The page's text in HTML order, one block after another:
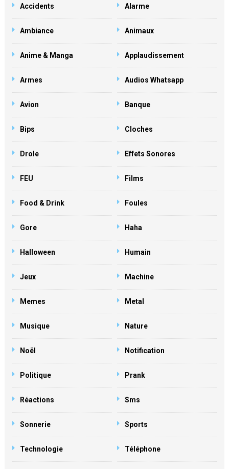
Accidents Alarme
Ambiance Animaux
Anime & Manga Applaudissement
Armes Audios Whatsapp
Avion Banque
Bips Cloches
Drole Effets Sonores
FEU Films
Food & Drink Foules
Gore Haha
Halloween Humain
Jeux Machine
Memes Metal
Musique Nature
Noël Notification
Politique Prank
Réactions Sms
Sonnerie Sports
Technologie Téléphone